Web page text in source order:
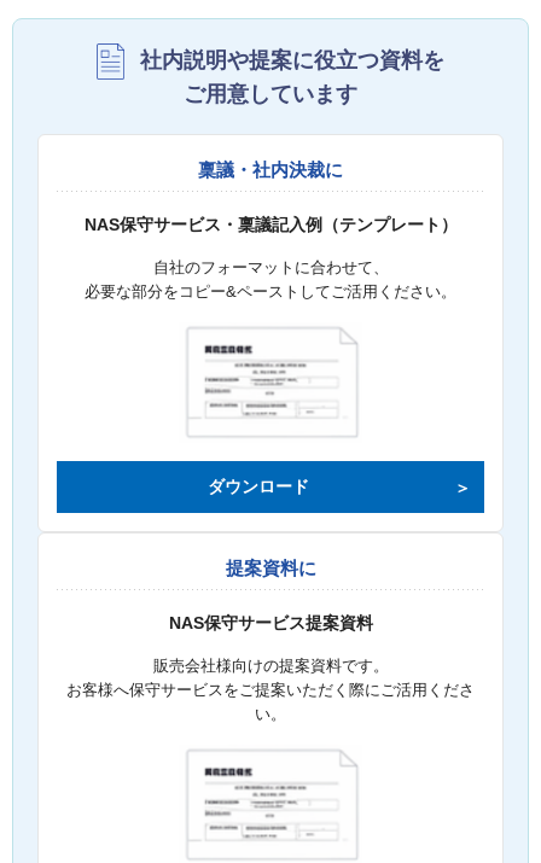
社内説明や提案に役立つ資料を
ご用意しています
稟議・社内決裁に
NAS保守サービス・稟議記入例（テンプレート）
自社のフォーマットに合わせて、
必要な部分をコピー&ペーストしてご活用ください。
ダウンロード
提案資料に
NAS保守サービス提案資料
販売会社様向けの提案資料です。
お客様へ保守サービスをご提案いただく際にご活用くださ
い。